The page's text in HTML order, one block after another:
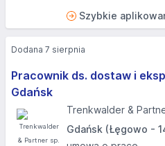
Szybkie
Pracownik ds. dostaw i
Gdańsk
Trenkwalder &
Gdańsk (Łęgowo -
Dodana 7 sierpnia